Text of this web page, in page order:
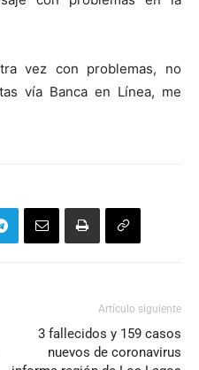
vez con problemas, no
vía Banca en Línea, me
Artículo siguiente
3 fallecidos y 159 casos
nuevos de coronavirus